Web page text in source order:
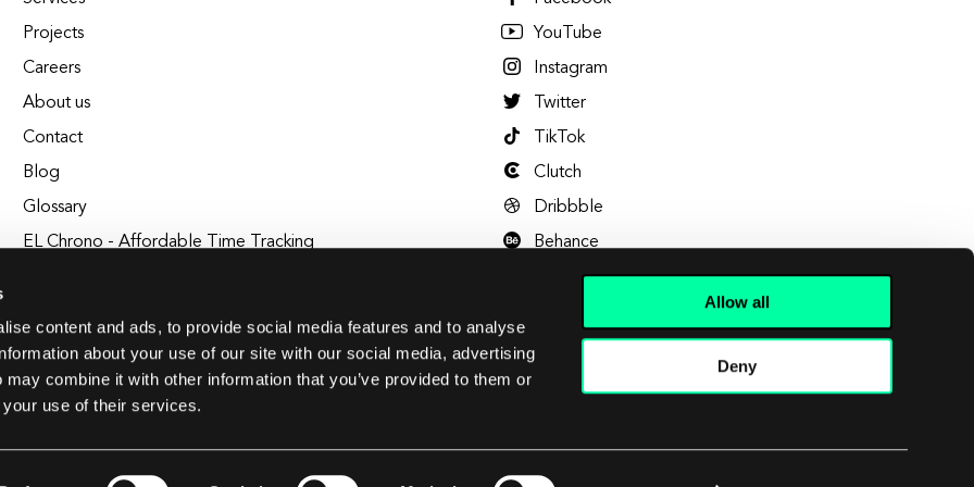
content and ads, to provide social media features and to analyse
about your use of our site with our social media, advertising
combine it with other information that you’ve provided to them or
use of their services.
Allow all
Deny
Projects
Careers
About us
Contact
Blog
Glossary
EL Chrono - Affordable Time Tracking
YouTube
Instagram
Twitter
TikTok
Clutch
Dribbble
Behance